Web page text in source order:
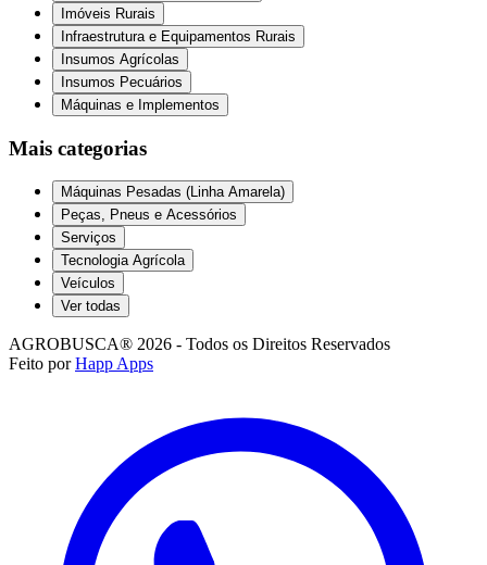
Imóveis Rurais
Infraestrutura e Equipamentos Rurais
Insumos Agrícolas
Insumos Pecuários
Máquinas e Implementos
Mais categorias
Máquinas Pesadas (Linha Amarela)
Peças, Pneus e Acessórios
Serviços
Tecnologia Agrícola
Veículos
Ver todas
AGROBUSCA® 2026 - Todos os Direitos Reservados
Feito por Happ Apps